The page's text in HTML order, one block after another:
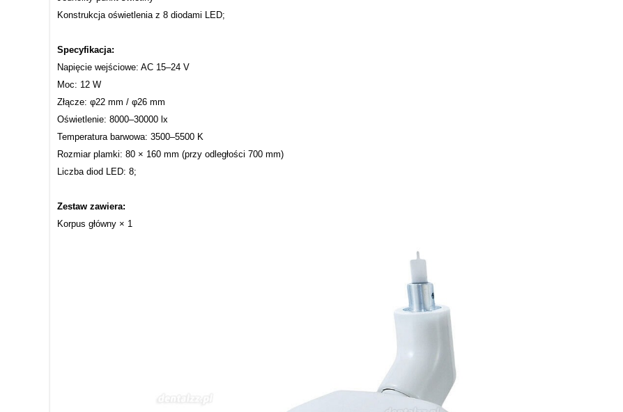
Konstrukcja oświetlenia z 8 diodami LED;
Specyfikacja:
Napięcie wejściowe: AC 15–24 V
Moc: 12 W
Złącze: φ22 mm / φ26 mm
Oświetlenie: 8000–30000 lx
Temperatura barwowa: 3500–5500 K
Rozmiar plamki: 80 × 160 mm (przy odległości 700 mm)
Liczba diod LED: 8;
Zestaw zawiera:
Korpus główny × 1